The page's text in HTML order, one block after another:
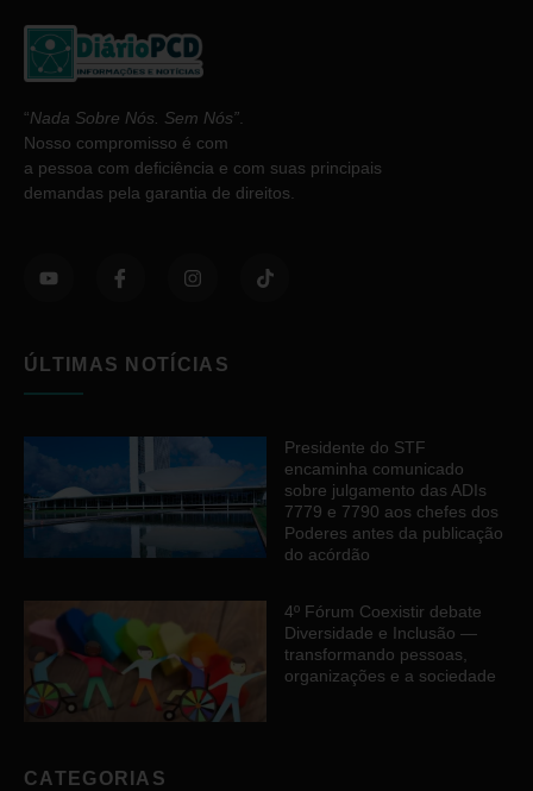
“Nada Sobre Nós. Sem Nós”
Nosso compromisso é com
a pessoa com deficiência e com suas principais
demandas pela garantia de direitos.
ÚLTIMAS NOTÍCIAS
Presidente do STF
encaminha comunicado
sobre julgamento das ADIs
7779 e 7790 aos chefes dos
Poderes antes da publicação
do acórdão
4º Fórum Coexistir debate
Diversidade e Inclusão —
transformando pessoas,
organizações e a sociedade
CATEGORIAS